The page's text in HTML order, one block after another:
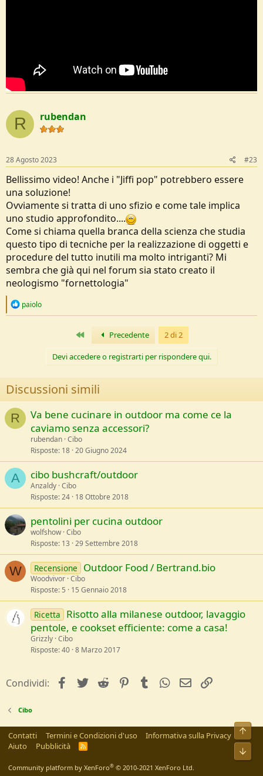
R rubendan
28 Agosto 2023 #23
Bellissimo video! Anche i "Jiffi pop" potrebbero essere
una soluzione!
Ovviamente si tratta di uno sfizio e come tale implica
uno studio approfondito....
Come si chiama quella branca della scienza che studia
questo tipo di tecniche per la realizzazione di oggetti e
procedure del tutto inutili ma molto intriganti? Mi
sembra che già qui nel forum sia stato creato il
neologismo "fornettologia"
R
:
paiolo
Primo Precedente 2 di 2
Devi accedere o registrarti per rispondere qui.
Discussioni simili
R
Va bene cucinare in outdoor ma come ce la
caviamo senza accessori?
rubendan Cibo
Risposte 18 20 Giugno 2024
A cibo bushcraft/outdoor
Anzaldy Cibo
Risposte 24 18 Ottobre 2018
pentolini per cucina outdoor
wolfshow Cibo
Risposte 13 29 Settembre 2018
W Recensione Outdoor Food / Bertrand.bio
Woodvivor Cibo
Risposte 5 15 Gennaio 2018
Ricetta
Risotto alla milanese outdoor, lavaggio
pentole, e cookset efficiente: come a casa!
Grizzly Cibo
Risposte 40 8 Marzo 2017
Condividi: facebookTwitterReddit PinterestTumblrWhatsApp
e-mail
Cibo
Contatti Termini e Condizioni d'uso
Informativa sulla Privacy
Aiuto
Pubblicità
R
S
Community platform by XenForo® © 2010-2021 XenForo Ltd.
Alto